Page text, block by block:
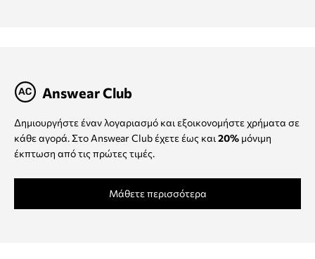
Answear Club
Δημιουργήστε έναν λογαριασμό και εξοικονομήστε χρήματα σε
κάθε αγορά. Στο Answear Club έχετε έως και 20% μόνιμη
έκπτωση από τις πρώτες τιμές.
Μάθετε περισσότερα